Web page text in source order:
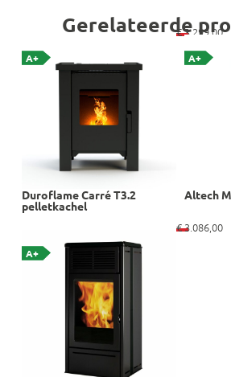
Gerelateerde
A+
Duroflame Carré T3.2
pelletkachel
€3.299,00
A+
Altech
A+
€3.086,00